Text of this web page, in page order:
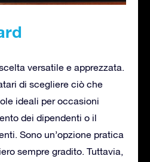
versatile e apprezzata.
di scegliere ciò che
ideali per occasioni
dei dipendenti o il
Sono un’opzione pratica
sempre gradito. Tuttavia,